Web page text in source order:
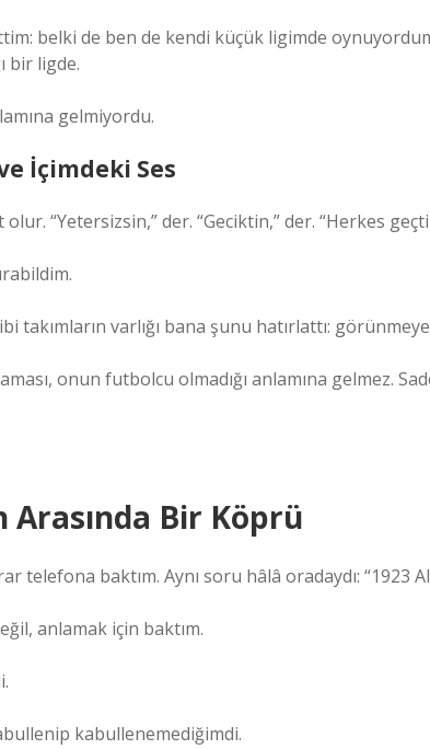
belki de ben de kendi küçük ligimde
bir ligde.
gelmiyordu.
İçimdeki Ses
“Yetersizsin,” der. “Geciktin,” der. “Herkes
takımların varlığı bana şunu hatırlattı:
onun futbolcu olmadığı anlamına gelmez.
Arasında Bir Köprü
telefona baktım. Aynı soru hâlâ oradaydı: “1923
anlamak için baktım.
kabullenemediğimdi.